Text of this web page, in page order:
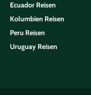
Ecuador Reisen
Kolumbien Reisen
Peru Reisen
Uruguay Reisen